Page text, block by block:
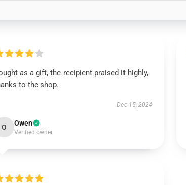
as a gift, the recipient praised it highly,
to the shop.
Dec 15, 2024
O Owen
Verified owner